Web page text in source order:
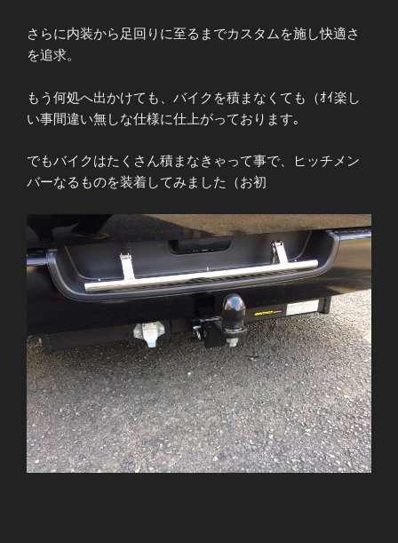
さらに内装から足回りに至るまでカスタムを施し快適さ
を追求。
もう何処へ出かけても、バイクを積まなくても（ｵｲ楽し
い事間違い無しな仕様に仕上がっております｡
でもバイクはたくさん積まなきゃって事で、ヒッチメン
バーなるものを装着してみました（お初